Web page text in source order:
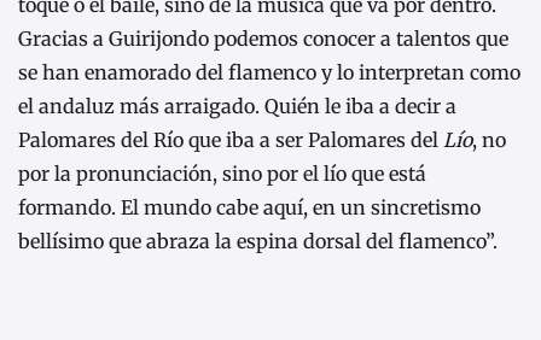
Gracias a Guirijondo podemos conocer a talentos que
se han enamorado del flamenco y lo interpretan como
el andaluz más arraigado. Quién le iba a decir a
Palomares del Río que iba a ser Palomares del Lío, no
por la pronunciación, sino por el lío que está
formando. El mundo cabe aquí, en un sincretismo
bellísimo que abraza la espina dorsal del flamenco”.